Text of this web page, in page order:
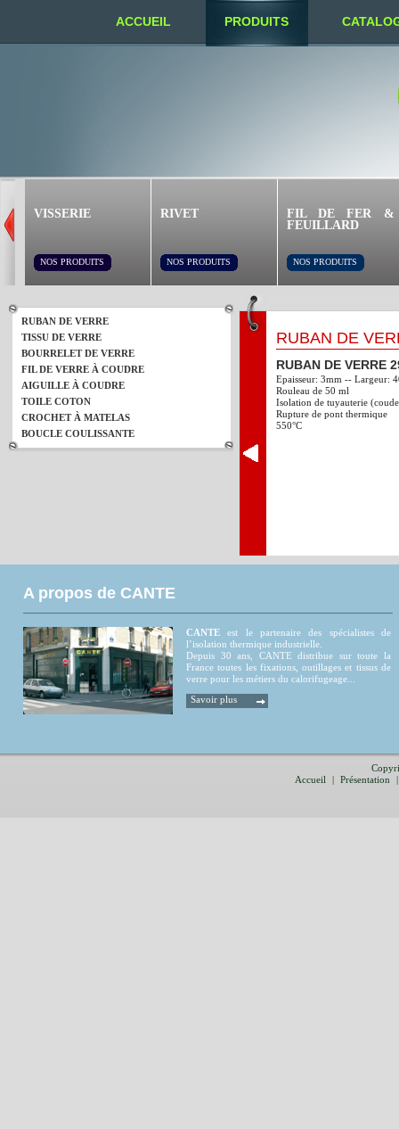
ACCUEIL PRODUITS
VISSERIE
NOS PRODUITS
RIVET
NOS PRODUITS
FIL DE FER &
FEUILLARD
NOS PRODUITS
RUBAN DE VERRE
TISSU DE VERRE
BOURRELET DE VERRE
FIL DE VERRE À COUDRE
AIGUILLE À COUDRE
TOILE COTON
CROCHET À MATELAS
BOUCLE COULISSANTE
RUBAN DE
RUBAN DE VERRE
Epaisseur: 3mm -- Largeur:
Rouleau de 50 ml
Isolation de tuyauterie
Rupture de pont thermique
550°C
A propos de CANTE
CANTE est le partenaire des spécialistes de
l’isolation thermique industrielle.
Depuis 30 ans, CANTE distribue sur toute la
France toutes les fixations, outillages et tissus de
verre pour les métiers du calorifugeage...
Savoir plus
Accueil
| Présentation